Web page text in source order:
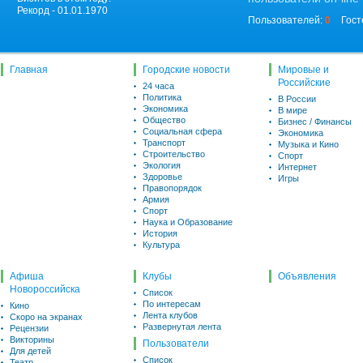
Рекорд - 01.01.1970
Пользователей: 0
Главная Городские новости
24 часа
Политика
Экономика
Общество
Социальная сфера
Транспорт
Строительство
Экология
Здоровье
Правопорядок
Армия
Спорт
Наука и Образование
История
Культура
Мировые и
Российские
В России
В мире
Бизнес / Финансы
Экономика
Музыка и Кино
Спорт
Интернет
Игры
Афиша
Новороссийска
Кино
Скоро на экранах
Рецензии
Викторины
Для детей
Клубы
Список
По интересам
Лента клубов
Развернутая лента
Пользователи
Список
Объявления